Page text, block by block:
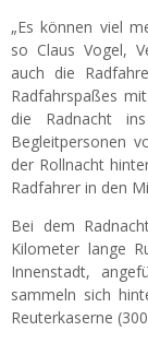
„Es können viel
so Claus Vogel,
auch die
Radfahrspaßes
die Radnacht
Begleitpersonen
der Rollnacht
Radfahrer in den
Bei dem
Kilometer lange
Innenstadt,
sammeln sich
Reuterkaserne